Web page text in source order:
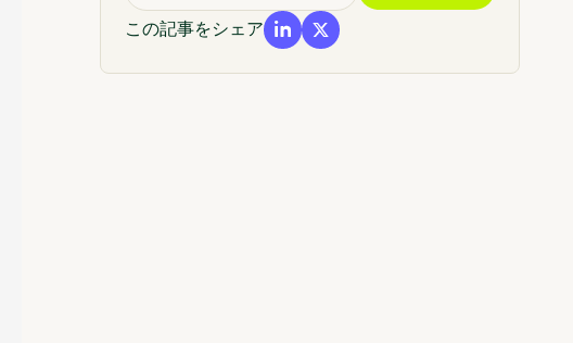
この記事をシェア